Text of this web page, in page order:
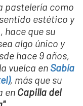
pastelería como
estético y
hace que su
algo único y
hace 9 años,
vuelca en Sabía
, más que su
en Capilla del